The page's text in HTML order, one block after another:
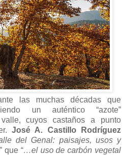
las muchas décadas que
un auténtico “azote”
cuyos castaños a punto
José A. Castillo Rodríguez
del Genal: paisajes, usos y
” que “…el uso de carbón vegetal